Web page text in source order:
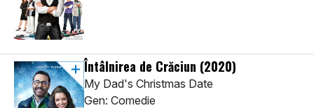
Întâlnirea de Crăciun (2020)
My Dad's Christmas Date
Gen: Comedie